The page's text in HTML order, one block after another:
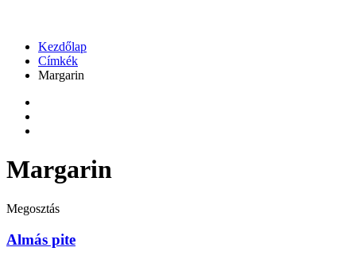
Kezdőlap
Címkék
Margarin
Margarin
Megosztás
Almás pite